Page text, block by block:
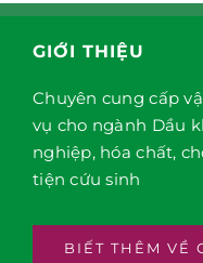
GIỚI THIỆU
Chuyên cung cấp
vụ cho ngành Dầu
nghiệp, hóa chất,
tiện cứu sinh
BIẾT THÊM VỀ